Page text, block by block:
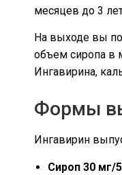
месяцев до 3
На выходе вы
объем сиропа в
Ингавирина,
Формы
Ингавирин
Сироп 30 мг/